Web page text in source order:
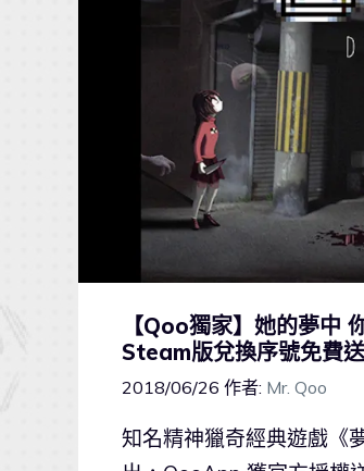
【Qoo獨家】她的夢中
Steam版兌換序號免費送
2018/06/26 作者: Mr. Qoo
知名精神獵奇經典遊戲《